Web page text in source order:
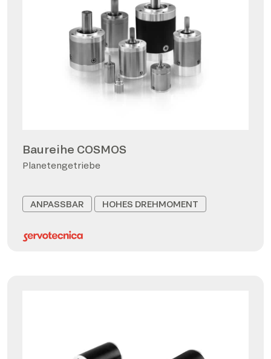
Baureihe COSMOS
Planetengetriebe
ANPASSBAR HOHES DREHMOMENT